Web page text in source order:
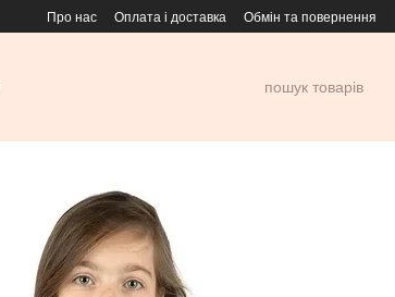
Про нас Оплата і доставка Обмін та повернення